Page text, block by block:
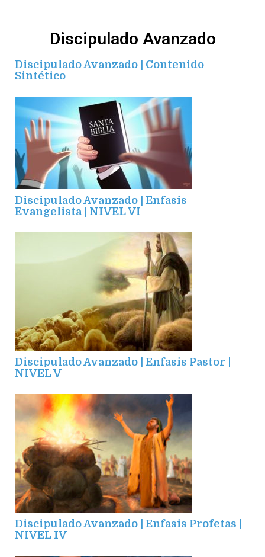
Discipulado Avanzado
Discipulado Avanzado | Contenido
Sintético
Discipulado Avanzado | Enfasis
Evangelista | NIVEL VI
Discipulado Avanzado | Enfasis Pastor |
NIVEL V
Discipulado Avanzado | Enfasis Profetas |
NIVEL IV